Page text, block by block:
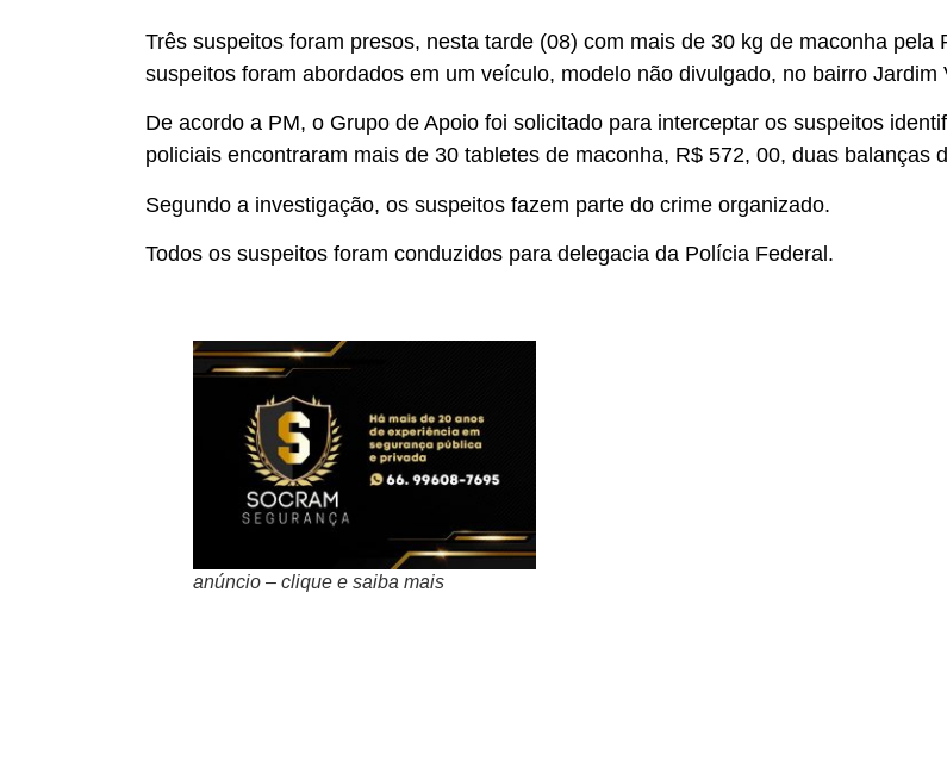
Três suspeitos foram presos, nesta tarde (08) com mais de 30 kg de maconha
suspeitos foram abordados em um veículo, modelo não divulgado, no bairro Jardim
De acordo a PM, o Grupo de Apoio foi solicitado para interceptar os suspeitos
policiais encontraram mais de 30 tabletes de maconha, R$ 572, 00, duas balanças
Segundo a investigação, os suspeitos fazem parte do crime organizado.
Todos os suspeitos foram conduzidos para delegacia da Polícia Federal.
anúncio – clique e saiba mais